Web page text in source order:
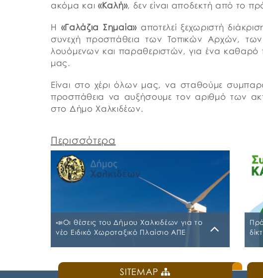
ακόμα και «Καλή», δεν είναι αποδεκτή από το
Η «Γαλάζια Σημαία»αποτελεί ξεχωριστή
συνεχή προσπάθεια των Τοπικών Αρχών,
λουόμενων και παραθεριστών, για ένα καθαρό
μας.
Είναι στο χέρι όλων μας, να σταθούμε
προσπάθεια να αυξήσουμε τον αριθμό των
στο Δήμο Χαλκιδέων.
Περισσότερα
📣Οι θέσεις του Δήμου Χαλκιδέων για το
νέο Ειδικό Χωροταξικό Πλαίσιο ΑΠΕ
Τις προτάσεις και παρατηρήσεις του έχει
Ο
SITEMAP